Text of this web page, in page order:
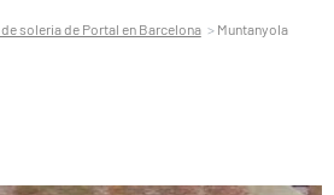
soleria de Portal en Barcelona Muntanyola